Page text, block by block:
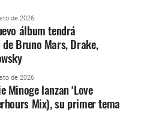
de 2026
álbum tendrá
Bruno Mars, Drake,
de 2026
Minoge lanzan ‘Love
Mix), su primer tema